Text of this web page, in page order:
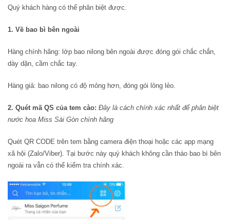
Quý khách hàng có thể phân biệt được.
1. Về bao bì bên ngoài
Hàng chính hãng: lớp bao nilong bên ngoài được đóng gói chắc chắn,
dày dặn, cầm chắc tay.
Hàng giả: bao nilong có độ mỏng hơn, đóng gói lỏng lẻo.
2. Quét mã QS của tem cào: Đây là cách chính xác nhất để phân biệt
nước hoa Miss Sài Gòn chính hãng
Quét QR CODE trên tem bằng camera điện thoại hoặc các app mạng
xã hội (Zalo/Viber). Tại bước này quý khách không cần tháo bao bì bên
ngoài ra vẫn có thể kiểm tra chính xác.